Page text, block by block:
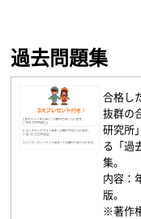
過去問題集
合格し
抜群の
研究所
る「過
集。
内容：
版。
※著作